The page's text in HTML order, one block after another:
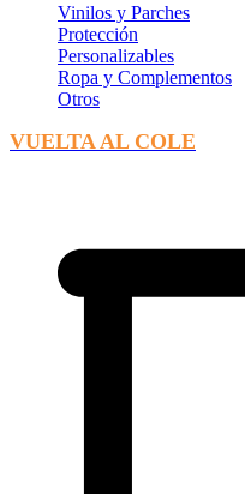
Vinilos y Parches
Protección
Personalizables
Ropa y Complementos
Otros
VUELTA AL COLE